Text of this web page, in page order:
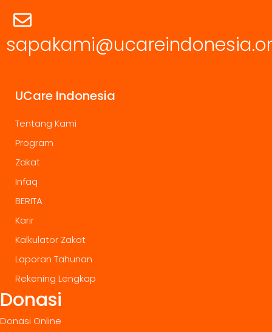
UCare Indonesia
Tentang Kami
Program
Zakat
Infaq
BERITA
Karir
Kalkulator Zakat
Laporan Tahunan
Rekening Lengkap
Donasi
Donasi Online